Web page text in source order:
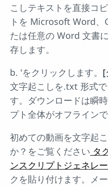
こしテキストを直接コ
トを Microsoft Word、
たは任意の Word 文書
存します。
b. 'をクリックします。 [
文字起こしを.txt 形式
す。ダウンロードは瞬
プト全体がオフラインで
初めての動画を文字起
か？をご覧ください タ
ンスクリプトジェネレ
クを貼り付けます。メ